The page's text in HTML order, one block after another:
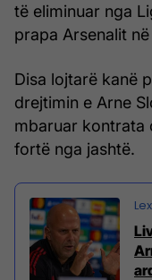
të eliminuar nga
prapa Arsenalit
Disa lojtarë kanë
drejtimin e Arne
mbaruar kontrata
fortë nga jashtë.